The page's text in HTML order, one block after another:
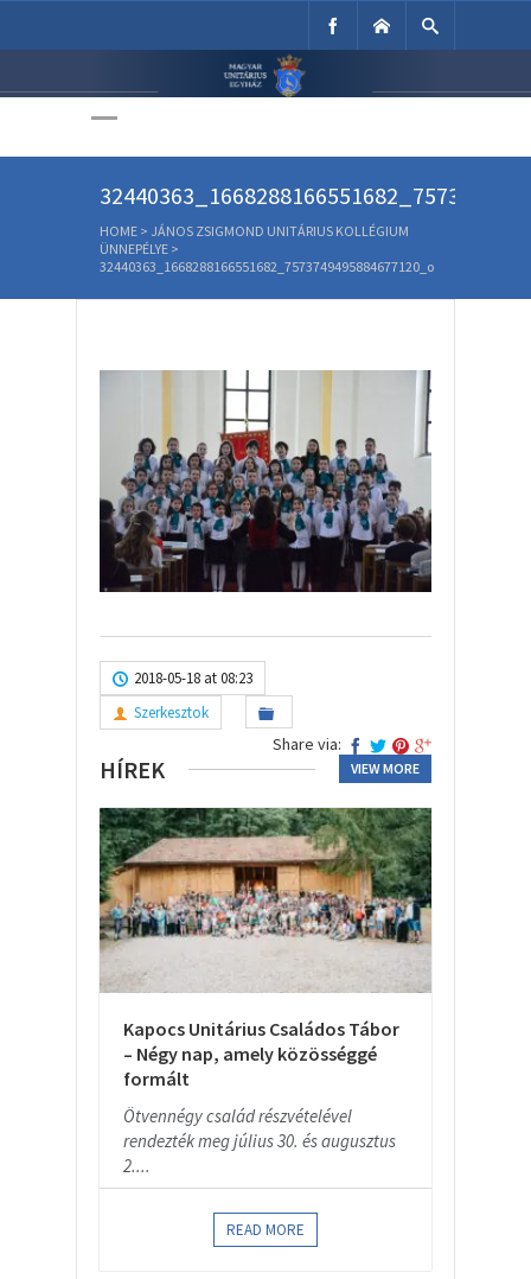
Unitárius Egyház
HOME > JÁNOS ZSIGMOND UNITÁRIUS KOLLÉGIUM
ÜNNEPÉLYE >
32440363_1668288166551682_7573749495884677120_o
2018-05-18 at 08:23
Szerkesztok
Share via:
HÍREK VIEW MORE
Kapocs Unitárius Családos Tábor
– Négy nap, amely közösséggé
formált
Ötvennégy család részvételével
rendezték meg július 30. és augusztus
2....
READ MORE